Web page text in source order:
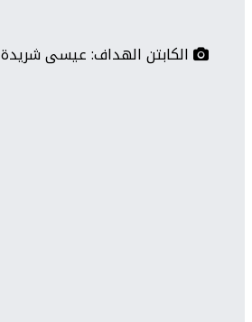
الكابتن الهداف: عيسى شريدة